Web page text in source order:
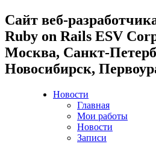
Cайт веб-
Ruby on Rails ESV
Москва, Санкт-
Новосибирск,
Новости
Главная
Мои работы
Новости
Записи